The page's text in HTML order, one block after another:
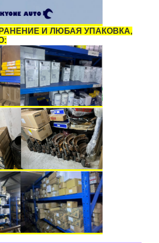
И ЛЮБАЯ УПАКОВКА,